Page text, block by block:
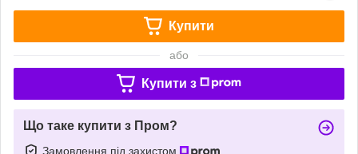
Купити
або
Купити з
Що таке купити з Пром?
Замовлення під захистом